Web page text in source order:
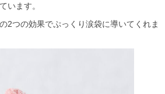
います。
2つの効果でぷっくり涙袋に導いてくれま